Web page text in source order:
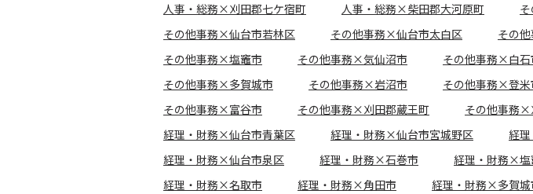
人事・総務×刈田郡七ケ宿町
人事・総務×柴田郡大河原町
その他事務×仙台市若林区
その他事務×仙台市太白区 その
その他事務×塩竈市
その他事務×気仙沼市 その他事務×白石
その他事務×多賀城市
その他事務×岩沼市 その他事務×登米
その他事務×富谷市
その他事務×刈田郡蔵王町 その他事務×
経理・財務×仙台市青葉区
経理・財務×仙台市宮城野区 経
経理・財務×仙台市泉区
経理・財務×石巻市 経理・財務×塩
経理・財務×名取市
経理・財務×角田市 経理・財務×多賀城